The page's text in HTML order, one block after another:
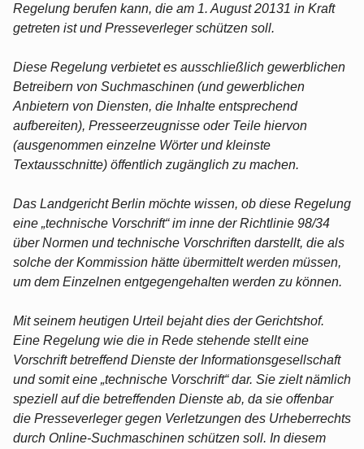
Regelung berufen kann, die am 1. August 20131 in Kraft
getreten ist und Presseverleger schützen soll.
Diese Regelung verbietet es ausschließlich gewerblichen
Betreibern von Suchmaschinen (und gewerblichen
Anbietern von Diensten, die Inhalte entsprechend
aufbereiten), Presseerzeugnisse oder Teile hiervon
(ausgenommen einzelne Wörter und kleinste
Textausschnitte) öffentlich zugänglich zu machen.
Das Landgericht Berlin möchte wissen, ob diese Regelung
eine „technische Vorschrift“ im inne der Richtlinie 98/34
über Normen und technische Vorschriften darstellt, die als
solche der Kommission hätte übermittelt werden müssen,
um dem Einzelnen entgegengehalten werden zu können.
Mit seinem heutigen Urteil bejaht dies der Gerichtshof.
Eine Regelung wie die in Rede stehende stellt eine
Vorschrift betreffend Dienste der Informationsgesellschaft
und somit eine „technische Vorschrift“ dar. Sie zielt nämlich
speziell auf die betreffenden Dienste ab, da sie offenbar
die Presseverleger gegen Verletzungen des Urheberrechts
durch Online-Suchmaschinen schützen soll. In diesem